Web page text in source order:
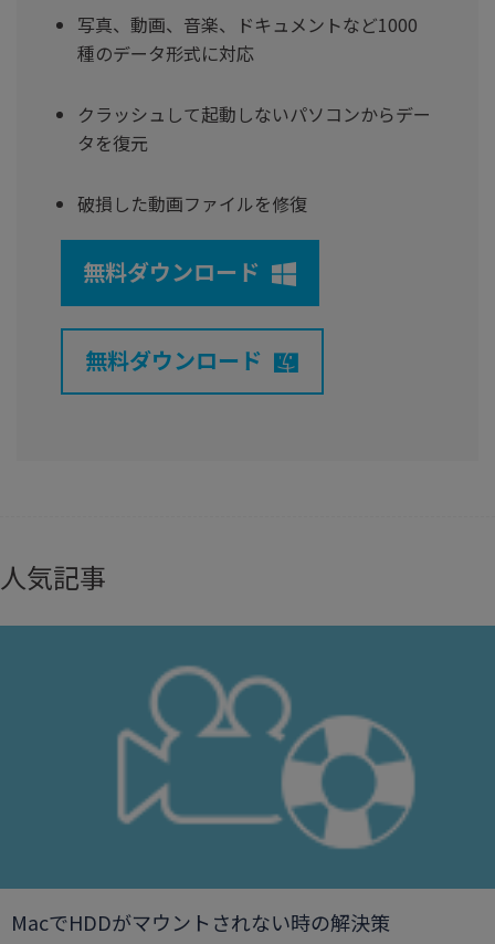
写真、動画、音楽、ドキュメントなど1000
種のデータ形式に対応
クラッシュして起動しないパソコンからデー
タを復元
破損した動画ファイルを修復
無料ダウンロード
無料ダウンロード
人気記事
MacでHDDがマウントされない時の解決策